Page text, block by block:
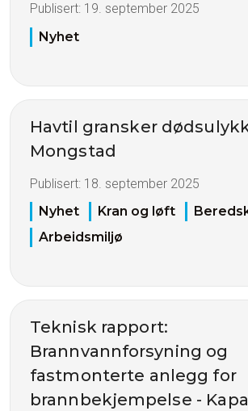
Publisert: 19. september 2025
Nyhet
Havtil gransker
Mongstad
Publisert: 18. september 2025
Nyhet
Kran og løft
Arbeidsmiljø
Teknisk rapport:
Brannvannforsyning og
fastmonterte anlegg for
brannbekjempelse -